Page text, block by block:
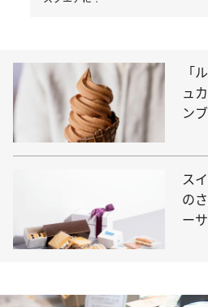
「
ュ
ン
ス
の
ー